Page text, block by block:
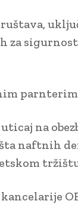
za
na
naftnih